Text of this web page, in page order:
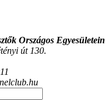
Országos
út 130.